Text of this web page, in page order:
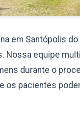
em Santópolis
equipe
durante o
os pacientes